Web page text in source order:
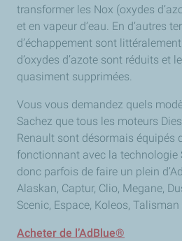
transformer les Nox (oxydes
et en vapeur d’eau. En d’autres
d’échappement sont
d’oxydes d’azote sont réduits et
quasiment supprimées.
Vous vous demandez quels
Sachez que tous les moteurs
Renault sont désormais équipés
fonctionnant avec la technologie
donc parfois de faire un plein
Alaskan, Captur, Clio, Megane,
Scenic, Espace, Koleos,
Acheter de l’AdBlue®